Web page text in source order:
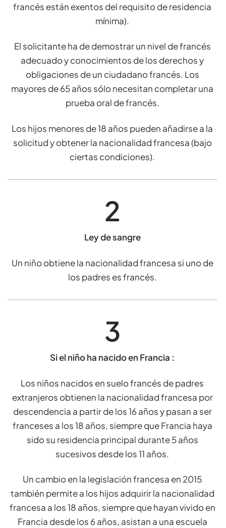
francés están exentos del requisito de residencia
mínima).
El solicitante ha de demostrar un nivel de francés
adecuado y conocimientos de los derechos y
obligaciones de un ciudadano francés. Los
mayores de 65 años sólo necesitan completar una
prueba oral de francés.
Los hijos menores de 18 años pueden añadirse a la
solicitud y obtener la nacionalidad francesa (bajo
ciertas condiciones).
2
Ley de sangre
Un niño obtiene la nacionalidad francesa si uno de
los padres es francés.
3
Si el niño ha nacido en Francia :
Los niños nacidos en suelo francés de padres
extranjeros obtienen la nacionalidad francesa por
descendencia a partir de los 16 años y pasan a ser
franceses a los 18 años, siempre que Francia haya
sido su residencia principal durante 5 años
sucesivos desde los 11 años.
Un cambio en la legislación francesa en 2015
también permite a los hijos adquirir la nacionalidad
francesa a los 18 años, siempre que hayan vivido en
Francia desde los 6 años, asistan a una escuela